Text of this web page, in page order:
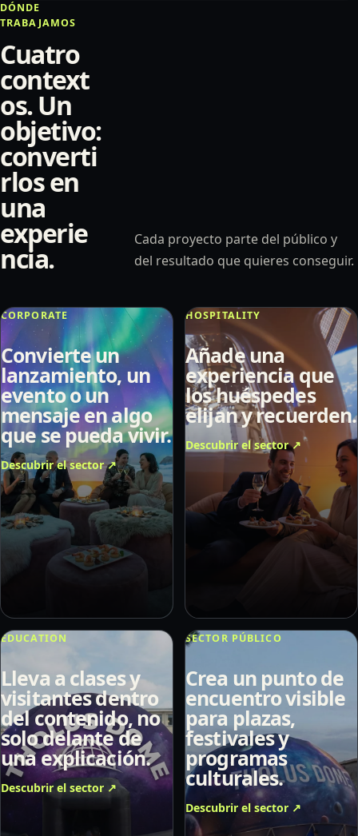
DÓNDE
TRABAJAMOS
Cuatro
context
os. Un
objetivo:
converti
rlos en
una
experie
ncia.
Cada proyecto parte del público y
del resultado que quieres conseguir.
CORPORATE
Convierte un
lanzamiento, un
evento o un
mensaje en algo
que se pueda vivir.
Descubrir el sector↗
HOSPITALITY
Añade una
experiencia que
los huéspedes
elijan y recuerden.
Descubrir el sector↗
EDUCATION
Lleva a clases y
visitantes dentro
del contenido, no
solo delante de
una explicación.
Descubrir el sector ↗
SECTOR PÚBLICO
Crea un punto de
encuentro visible
para plazas,
festivales y
programas
culturales.
Descubrir el sector ↗